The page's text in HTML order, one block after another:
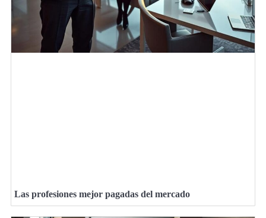
Las profesiones mejor pagadas del mercado